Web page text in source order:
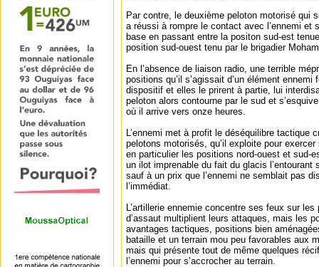
Par contre, le deuxième peloton motorisé qui
a réussi à rompre le contact avec l’ennemi et
base en passant entre la positon sud-est
position sud-ouest tenu par le brigadier
En l’absence de liaison radio, une terrible
positions qu’il s’agissait d’un élément
dispositif et elles le prirent à partie, lui
peloton alors contourne par le sud et
où il arrive vers onze heures.
L’ennemi met à profit le déséquilibre tactique
pelotons motorisés, qu’il exploite pour
en particulier les positions nord-ouest et sud-
un ilot imprenable du fait du glacis
sauf à un prix que l’ennemi ne semblait pas
l’immédiat.
L’artillerie ennemie concentre ses feux sur
d’assaut multiplient leurs attaques, mais les
avantages tactiques, positions bien
bataille et un terrain mou peu favorables aux
mais qui présente tout de même quelques
l’ennemi pour s’accrocher au terrain.